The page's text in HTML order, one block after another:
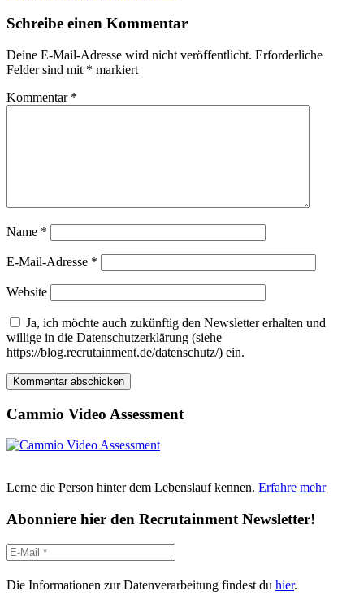
Schreibe einen Kommentar
Deine E-Mail-Adresse wird nicht veröffentlicht. Erforderliche
Felder sind mit * markiert
Kommentar *
Name *
E-Mail-Adresse *
Website
Ja, ich möchte auch zukünftig den Newsletter erhalten und
willige in die Datenschutzerklärung (siehe
https://blog.recrutainment.de/datenschutz/) ein.
Cammio Video Assessment
Lerne die Person hinter dem Lebenslauf kennen. Erfahre mehr
Abonniere hier den Recrutainment Newsletter!
Die Informationen zur Datenverarbeitung findest du hier.